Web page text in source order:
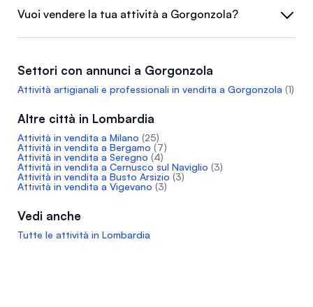
Vuoi vendere la tua attività a Gorgonzola?
Settori con annunci a Gorgonzola
Attività artigianali e professionali in vendita a Gorgonzola (1)
Altre città in Lombardia
Attività in vendita a Milano (25)
Attività in vendita a Bergamo (7)
Attività in vendita a Seregno (4)
Attività in vendita a Cernusco sul Naviglio (3)
Attività in vendita a Busto Arsizio (3)
Attività in vendita a Vigevano (3)
Vedi anche
Tutte le attività in Lombardia